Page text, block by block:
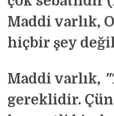
Maddi varlık,
hiçbir şey
Maddi varlık,
gereklidir.